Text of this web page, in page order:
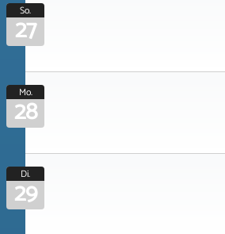
So.
27
Mo.
28
Di.
29